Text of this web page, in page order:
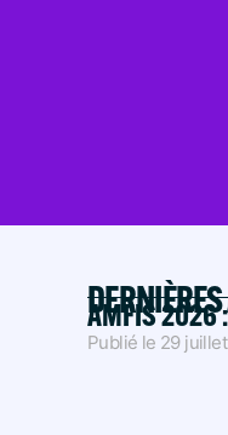
AMFIS 2026
Publié le 29